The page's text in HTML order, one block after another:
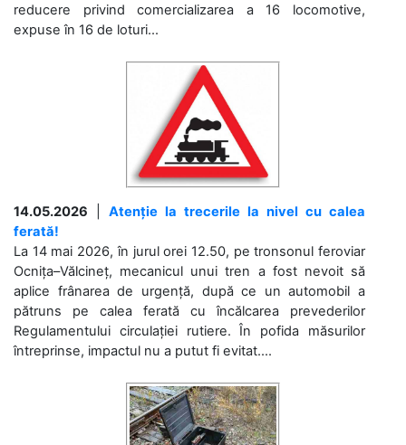
reducere privind comercializarea a 16 locomotive,
expuse în 16 de loturi...
14.05.2026
Atenție la trecerile la nivel cu calea
ferată!
La 14 mai 2026, în jurul orei 12.50, pe tronsonul feroviar
Ocnița–Vălcineț, mecanicul unui tren a fost nevoit să
aplice frânarea de urgență, după ce un automobil a
pătruns pe calea ferată cu încălcarea prevederilor
Regulamentului circulației rutiere. În pofida măsurilor
întreprinse, impactul nu a putut fi evitat....